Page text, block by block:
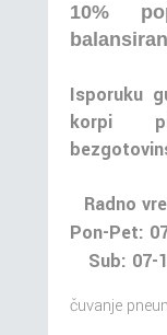
10%
Isporuku
korpi
Radno
Pon-Pet:
Sub: 07-
čuvanje